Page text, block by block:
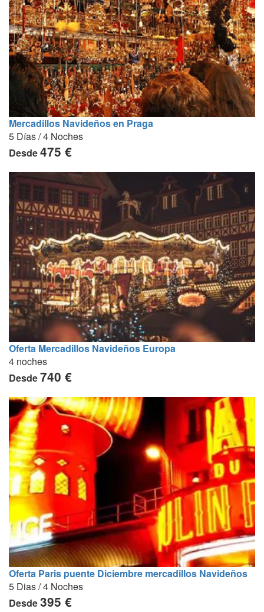
Mercadillos Navideños en Praga
5 Días / 4 Noches
Desde475 €
Oferta Mercadillos Navideños Europa
4 noches
Desde740 €
Oferta Paris puente Diciembre mercadillos Navideños
5 Dias / 4 Noches
Desde395 €